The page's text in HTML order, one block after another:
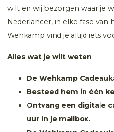
wilt en wij bezorgen waar je
Nederlander, in elke fase van
Wehkamp vind je altijd iets
Alles wat je wilt weten
De Wehkamp
Besteed hem in één
Ontvang een digitale
uur in je mailbox.